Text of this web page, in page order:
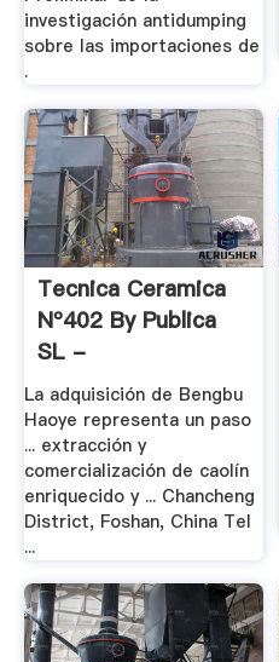
investigación antidumping
sobre las importaciones de
.
Tecnica Ceramica
Nº402 By Publica
SL -
La adquisición de Bengbu
Haoye representa un paso
... extracción y
comercialización de caolín
enriquecido y ... Chancheng
District, Foshan, China Tel
...